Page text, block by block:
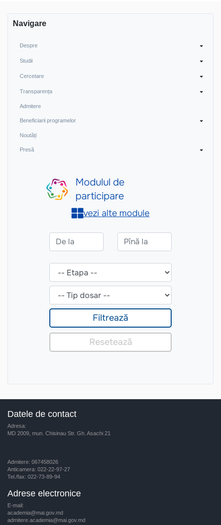
Navigare
Despre
Studii
Cercetare
Transparența
Admitere
Beneficiarii programelor
Noutăți
Presă
Datele de contact
Adresa:
MD 2009, mun. Chisinau Str. Gh. Asachi 21
Admitere: 067458026
Anticamera: 022-22-97-27
Tel./fax: 022-73-89-94
Adrese electronice
E-mail:
academia@mai.gov.md
admitere.academia@mai.gov.md